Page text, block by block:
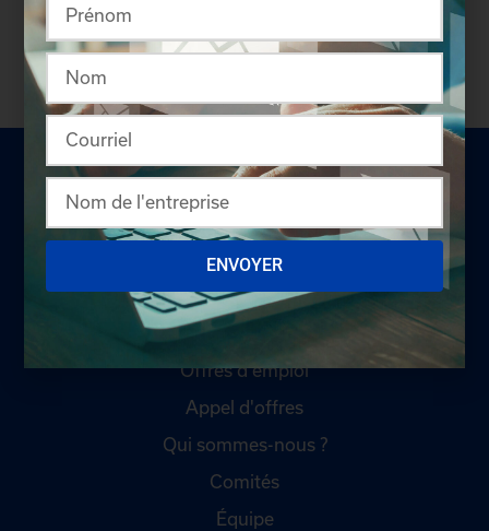
LA CHAMBRE
Offres d'emploi
Appel d'offres
Qui sommes-nous ?
Comités
Équipe
ENVOYER